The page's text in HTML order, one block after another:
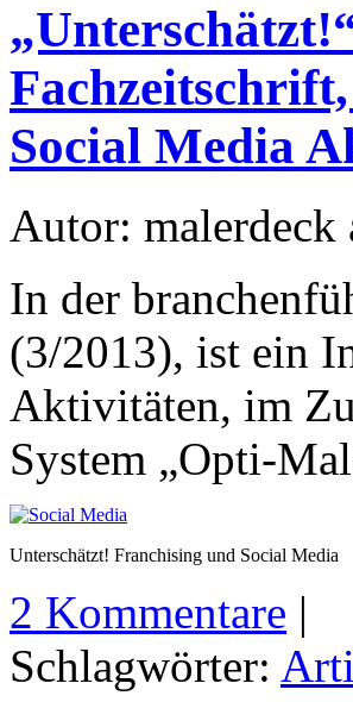
Social Media
Autor: malerdeck
In der
(3/2013), ist ein
Aktivitäten, im
System „Opti-
Unterschätzt! Franchising und Social Media
2 Kommentare |
Schlagwörter: